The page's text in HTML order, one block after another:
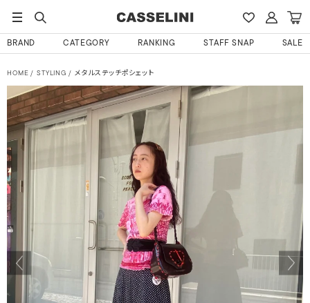
BRAND CATEGORY RANKING STAFF SNAP SALE
HOME STYLING メタルステッチポシェット